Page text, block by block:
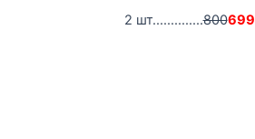
2 шт..............800699